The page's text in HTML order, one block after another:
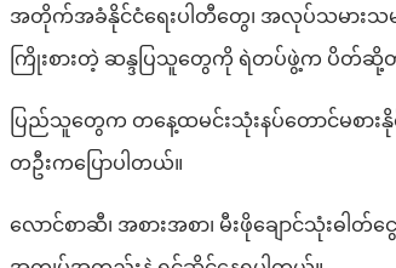
အတိုက်အခံနိုင်ငံရေးပါတီတွေ၊ အလုပ်သမားသမ
ကြိုးစားတဲ့ ဆန္ဒပြသူတွေကို ရဲတပ်ဖွဲ့က ပိတ်ဆို့
ပြည်သူတွေက တနေ့ထမင်းသုံးနပ်တောင်မစာ
တဦးကပြောပါတယ်။
လောင်စာဆီ၊ အစားအစာ၊ မီးဖိုချောင်သုံးဓ